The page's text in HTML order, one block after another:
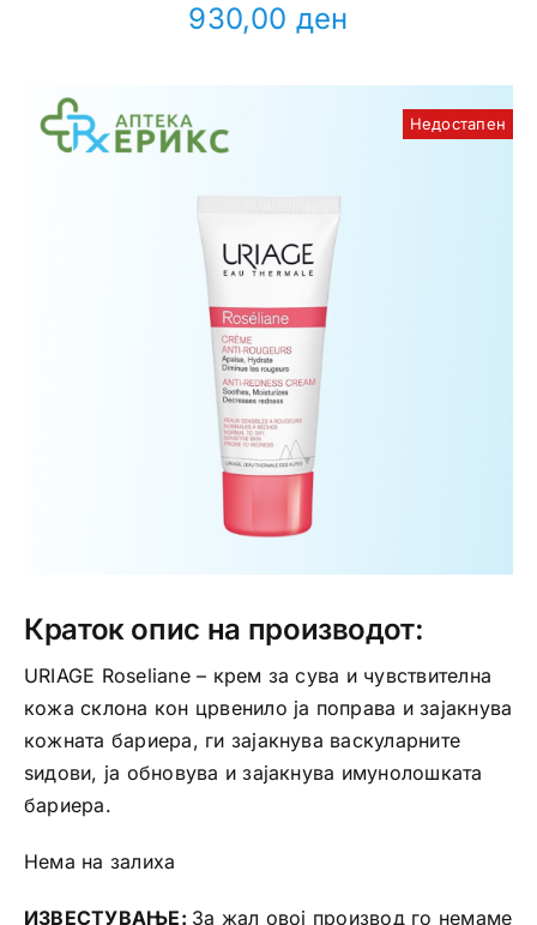
Здравствени проблеми
Медицински апрати
930,00 ден
Недостапен
Краток опис на производот:
URIAGE Roseliane – крем за сува и чувствителна
кожа склона кон црвенило ја поправа и зајакнува
кожната бариера, ги зајакнува васкуларните
ѕидови, ја обновува и зајакнува имунолошката
бариера.
Нема на залиха
ИЗВЕСТУВАЊЕ: За жал овој производ го немаме